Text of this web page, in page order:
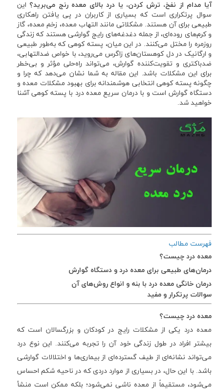
آیا مدام از نفخ، ترش کردن، یا درد بالای معده رنج می‌برید؟ این
سوال پرتکراری است که بسیاری از کاربران در پی یافتن راهکاری
طبیعی برای آن هستند. مشکلاتی مانند التهاب معده، زخم معده، گاز
و کرم‌های روده‌ای، از جمله دغدغه‌های رایج گوارشی هستند که زندگی
روزمره را مختل می‌کنند. در این میان، پسته کوهی که به‌طور طبیعی
و ارگانیک در دل کوهستان‌های زاگرس می‌روید، با خواص ضدالتهابی،
ضدباکتری و تقویت‌کننده گوارش، می‌تواند راه‌حلی مؤثر و بی‌خطر
برای این مشکلات باشد. این مقاله به شما نشان می‌دهد که چرا و
چگونه پسته کوهی انتخابی هوشمندانه برای بهبود مشکلات معده و
دستگاه گوارش است و با درمان سریع معده درد با پسته کوهی آشنا
خواهید شد.
فهرست مطالب
معده درد چیست؟
درمان‌های طبیعی برای معده درد و دستگاه گوارش
درمان خانگی معده درد با بنه و انواع روش‌های آن
سوالات پرتکرار و مفید
معده درد چیست؟
معده درد یکی از مشکلات رایج در کودکان و بزرگسالان است که
بیشتر افراد در طول زندگی خود آن را تجربه می‌کنند. این نوع درد
می‌تواند نشانه‌ای از طیف گسترده‌ای از بیماری‌ها و اختلالات گوارشی
باشد. با این حال، در بسیاری از موارد دردی که در ناحیه شکم احساس
می‌شود، مستقیماً از معده ناشی نمی‌شود؛ بلکه ممکن است منشأ